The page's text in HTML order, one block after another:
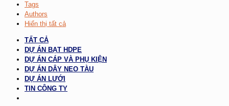
Tags
Authors
Hiển thị tất cả
TẤT CẢ
DỰ ÁN BẠT HDPE
DỰ ÁN CÁP VÀ PHỤ KIỆN
DỰ ÁN DÂY NEO TÀU
DỰ ÁN LƯỚI
TIN CÔNG TY